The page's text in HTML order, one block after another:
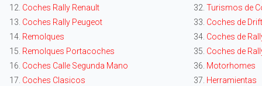
12. Coches Rally Renault 32. Turismos de
13. Coches Rally Peugeot 33. Coches de Drift
14. Remolques 34. Coches de
15. Remolques Portacoches 35. Coches de
16. Coches Calle Segunda Mano 36. Motorhomes
17. Coches Clasicos 37. Herramientas